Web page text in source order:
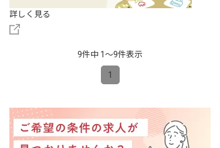
詳しく見る
9件中 1〜9件表示
1